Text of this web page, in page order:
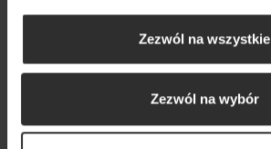
Zezwól na wszystkie
Zezwól na wybór